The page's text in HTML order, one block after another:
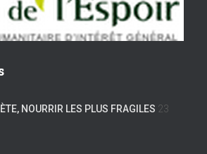
NOURRIR LES PLUS FRAGILES 23